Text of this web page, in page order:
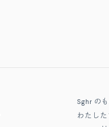
Sghr の
わたした